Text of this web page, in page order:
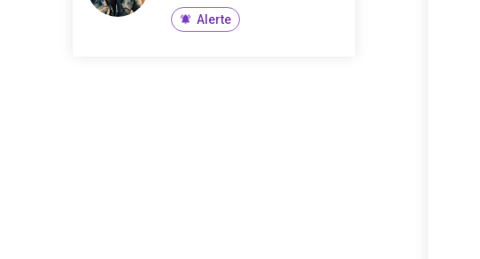
Alerte